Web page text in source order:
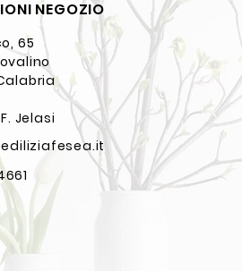
NEGOZIO
65
F. Jelasi